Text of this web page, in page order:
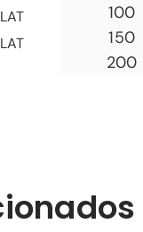
100
150
200